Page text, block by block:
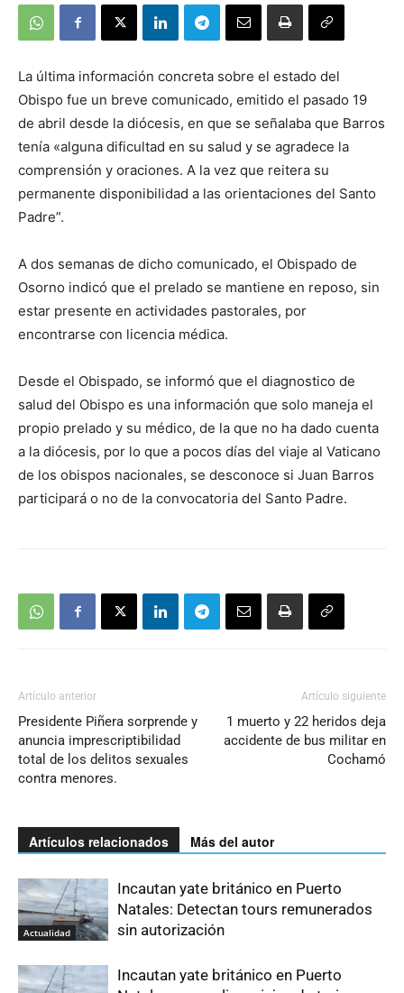
La última información concreta sobre el estado del
Obispo fue un breve comunicado, emitido el pasado 19
de abril desde la diócesis, en que se señalaba que Barros
tenía «alguna dificultad en su salud y se agradece la
comprensión y oraciones. A la vez que reitera su
permanente disponibilidad a las orientaciones del Santo
Padre”.
A dos semanas de dicho comunicado, el Obispado de
Osorno indicó que el prelado se mantiene en reposo, sin
estar presente en actividades pastorales, por
encontrarse con licencia médica.
Desde el Obispado, se informó que el diagnostico de
salud del Obispo es una información que solo maneja el
propio prelado y su médico, de la que no ha dado cuenta
a la diócesis, por lo que a pocos días del viaje al Vaticano
de los obispos nacionales, se desconoce si Juan Barros
participará o no de la convocatoria del Santo Padre.
Artículo anterior
Presidente Piñera sorprende y
anuncia imprescriptibilidad
total de los delitos sexuales
contra menores.
Artículo siguiente
1 muerto y 22 heridos deja
accidente de bus militar en
Cochamó
Artículos relacionados Más del autor
Actualidad
Incautan yate británico en Puerto
Natales: Detectan tours remunerados
sin autorización
Incautan yate británico en Puerto